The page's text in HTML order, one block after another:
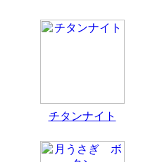
チタンナイト